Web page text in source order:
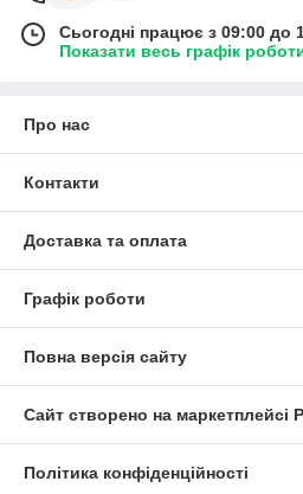
Сьогодні працює з 09:00 до
Показати весь графік
Про нас
Контакти
Доставка та оплата
Графік роботи
Повна версія сайту
Сайт створено на маркетплейсі
Політика конфіденційності